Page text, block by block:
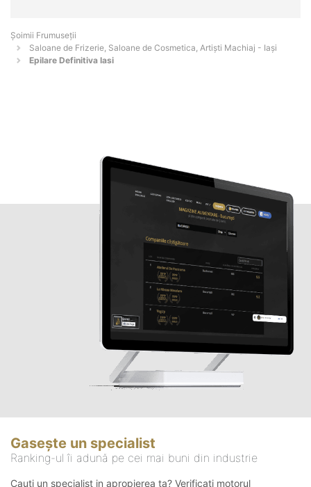
Șoimii Frumuseții
Saloane de Frizerie, Saloane de Cosmetica, Artiști Machiaj - Iaşi
Epilare Definitiva Iasi
Gasește un specialist
Ranking-ul îi adună pe cei mai buni din industrie
Cauți un specialist in apropierea ta? Verificați motorul